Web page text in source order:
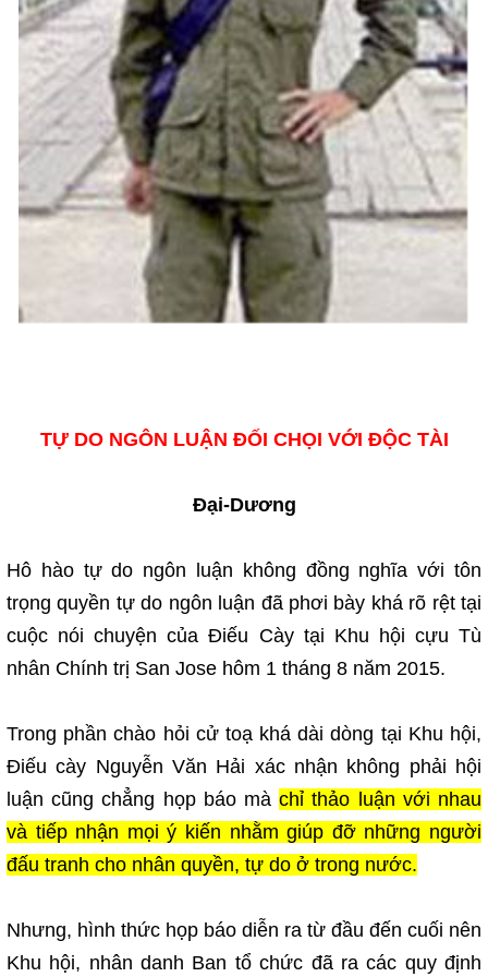
TỰ DO NGÔN LUẬN ĐỐI CHỌI VỚI ĐỘC TÀI
Đại-Dương
Hô hào tự do ngôn luận không đồng nghĩa với tôn
trọng quyền tự do ngôn luận đã phơi bày khá rõ rệt tại
cuộc nói chuyện của Điếu Cày tại Khu hội cựu Tù
nhân Chính trị San Jose hôm 1 tháng 8 năm 2015.
Trong phần chào hỏi cử toạ khá dài dòng tại Khu hội,
Điếu cày Nguyễn Văn Hải xác nhận không phải hội
luận cũng chẳng họp báo màchỉ thảo luận với nhau
và tiếp nhận mọi ý kiến nhằm giúp đỡ những người
đấu tranh cho nhân quyền, tự do ở trong nước.
Nhưng, hình thức họp báo diễn ra từ đầu đến cuối nên
Khu hội, nhân danh Ban tổ chức đã ra các quy định